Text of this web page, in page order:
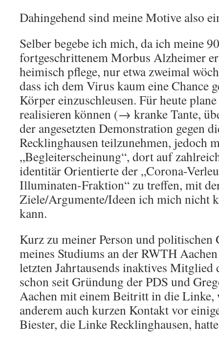
Dahingehend sind meine Motive also
Selber begebe ich mich, da ich meine
fortgeschrittenem Morbus Alzheimer
heimisch pflege, nur etwa zweimal
dass ich dem Virus kaum eine Chance
Körper einzuschleusen. Für heute
realisieren können (→ kranke Tante,
der angesetzten Demonstration gegen
Recklinghausen teilzunehmen, jedoch
„Begleiterscheinung“, dort auf
identitär Orientierte der „Corona-
Illuminaten-Fraktion“ zu treffen, mit
Ziele/Argumente/Ideen ich mich nicht
kann.
Kurz zu meiner Person und politischen
meines Studiums an der RWTH
letzten Jahrtausends inaktives Mitglied
schon seit Gründung der PDS und
Aachen mit einem Beitritt in die Linke,
anderem auch kurzen Kontakt vor
Biester, die Linke Recklinghausen,